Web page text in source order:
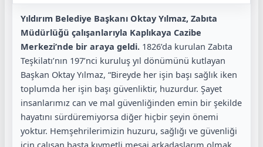
Yıldırım Belediye Başkanı Oktay Yılmaz, Zabıta
Müdürlüğü çalışanlarıyla Kaplıkaya Cazibe
Merkezi’nde bir araya geldi. 1826’da kurulan Zabıta
Teşkilatı’nın 197’nci kuruluş yıl dönümünü kutlayan
Başkan Oktay Yılmaz, “Bireyde her işin başı sağlık iken
toplumda her işin başı güvenliktir, huzurdur. Şayet
insanlarımız can ve mal güvenliğinden emin bir şekilde
hayatını sürdüremiyorsa diğer hiçbir şeyin önemi
yoktur. Hemşehrilerimizin huzuru, sağlığı ve güvenliği
için çalışan başta kıymetli mesai arkadaşlarım olmak